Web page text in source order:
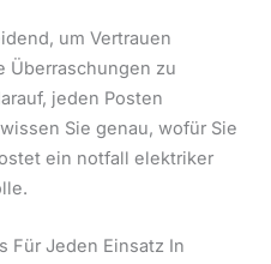
um Vertrauen
Überraschungen zu
jeden Posten
Sie genau, wofür Sie
ein notfall elektriker
Für Jeden Einsatz In